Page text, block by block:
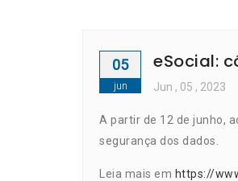
05
jun
eSocial:
Jun , 05 , 2023
A partir de 12 de junho,
segurança dos dados.
Leia mais em https://